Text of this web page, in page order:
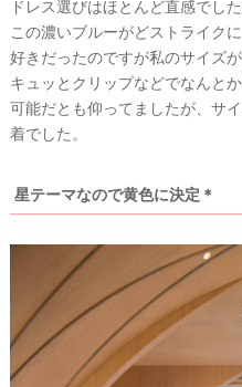
ドレス選びはほとんど直感でした
この濃いブルーがどストライクに
好きだったのですが私のサイズが
キュッとクリップなどでなんと
可能だとも仰ってましたが、サ
着でした。
星テーマなので黄色に決定＊